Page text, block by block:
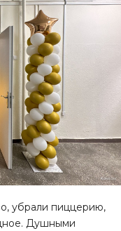
убрали пиццерию,
Душными